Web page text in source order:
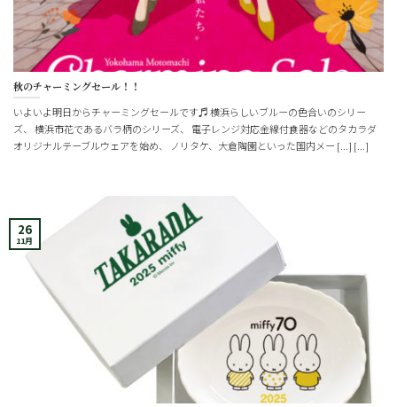
秋のチャーミングセール！！
いよいよ明日からチャーミングセールです♬ 横浜らしいブルーの色合いのシリー
ズ、 横浜市花であるバラ柄のシリーズ、 電子レンジ対応金線付食器などのタカラダ
オリジナルテーブルウェアを始め、 ノリタケ、大倉陶園といった国内メー [...] [...]
26
11月